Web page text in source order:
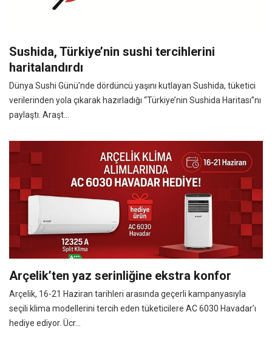
Sushida, Türkiye’nin sushi tercihlerini
haritalandırdı
Dünya Sushi Günü’nde dördüncü yaşını kutlayan Sushida, tüketici
verilerinden yola çıkarak hazırladığı “Türkiye’nin Sushida Haritası”nı
paylaştı. Araşt...
Arçelik’ten yaz serinliğine ekstra konfor
Arçelik, 16-21 Haziran tarihleri arasında geçerli kampanyasıyla
seçili klima modellerini tercih eden tüketicilere AC 6030 Havadar’ı
hediye ediyor. Ücr...